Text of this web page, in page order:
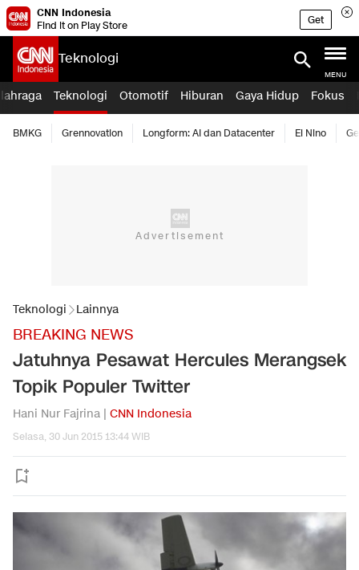
CNN Indonesia
Find it on Play Store
Get
Teknologi
MENU
Teknologi Otomotif Hiburan Gaya Hidup Fokus
BMKG Grennovation Longform: AI dan Datacenter El Nino
Teknologi Lainnya
BREAKING NEWS
Jatuhnya Pesawat Hercules Merangsek
Topik Populer Twitter
Hani Nur Fajrina | CNN Indonesia
Selasa, 30 Jun 2015 13:44 WIB